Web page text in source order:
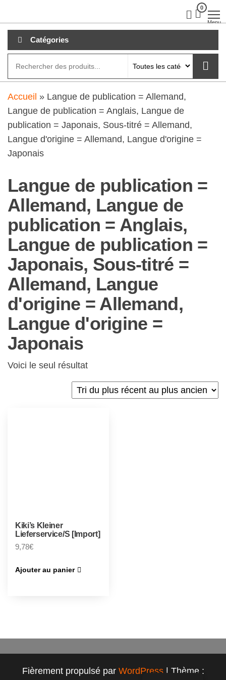
au
contenu
0
Menu
Catégories
Accueil » Langue de publication = Allemand,
Langue de publication = Anglais, Langue de
publication = Japonais, Sous-titré = Allemand,
Langue d'origine = Allemand, Langue d'origine =
Japonais
Langue de publication =
Allemand, Langue de
publication = Anglais,
Langue de publication =
Japonais, Sous-titré =
Allemand, Langue
d'origine = Allemand,
Langue d'origine =
Japonais
Voici le seul résultat
Kiki’s Kleiner
Lieferservice/S [Import]
9,78€
Ajouter au panier
Fièrement propulsé par WordPress | Thème :